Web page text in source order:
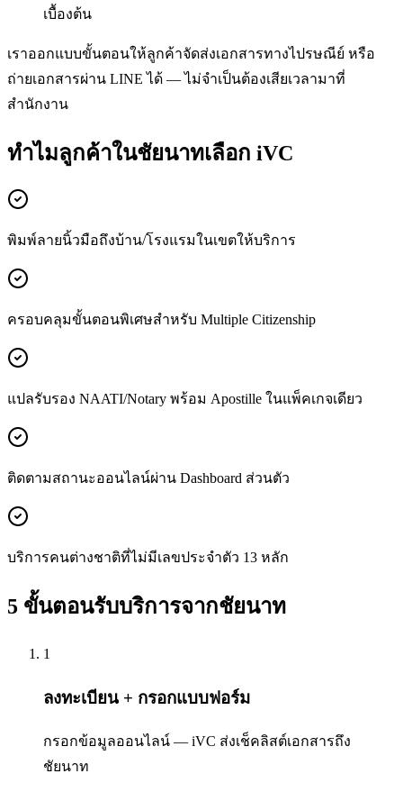
เบื้องต้น
เราออกแบบขั้นตอนให้ลูกค้าจัดส่งเอกสารทางไปรษณีย์ หรือ
ถ่ายเอกสารผ่าน LINE ได้ — ไม่จำเป็นต้องเสียเวลามาที่
สำนักงาน
ทำไมลูกค้าในชัยนาทเลือก iVC
พิมพ์ลายนิ้วมือถึงบ้าน/โรงแรมในเขตให้บริการ
ครอบคลุมขั้นตอนพิเศษสำหรับ Multiple Citizenship
แปลรับรอง NAATI/Notary พร้อม Apostille ในแพ็คเกจเดียว
ติดตามสถานะออนไลน์ผ่าน Dashboard ส่วนตัว
บริการคนต่างชาติที่ไม่มีเลขประจำตัว 13 หลัก
5 ขั้นตอนรับบริการจากชัยนาท
1
ลงทะเบียน + กรอกแบบฟอร์ม
กรอกข้อมูลออนไลน์ — iVC ส่งเช็คลิสต์เอกสารถึง
ชัยนาท